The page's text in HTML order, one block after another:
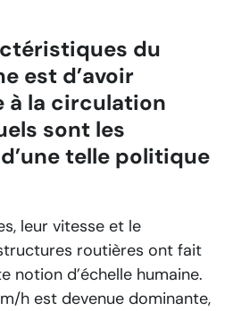
du
est d’avoir
à la circulation
sont les
telle politique
leur vitesse et le
routières ont fait
notion d’échelle humaine.
h est devenue dominante,